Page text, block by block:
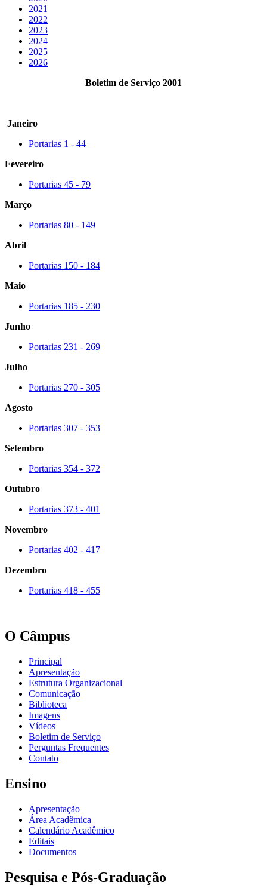
2021
2022
2023
2024
2025
2026
Boletim de Serviço 2001
Janeiro
Portarias 1 - 44
Fevereiro
Portarias 45 - 79
Março
Portarias 80 - 149
Abril
Portarias 150 - 184
Maio
Portarias 185 - 230
Junho
Portarias 231 - 269
Julho
Portarias 270 - 305
Agosto
Portarias 307 - 353
Setembro
Portarias 354 - 372
Outubro
Portarias 373 - 401
Novembro
Portarias 402 - 417
Dezembro
Portarias 418 - 455
O Câmpus
Principal
Apresentação
Estrutura Organizacional
Comunicação
Biblioteca
Imagens
Vídeos
Boletim de Serviço
Perguntas Frequentes
Contato
Ensino
Apresentação
Área Acadêmica
Calendário Acadêmico
Editais
Documentos
Pesquisa e Pós-Graduação